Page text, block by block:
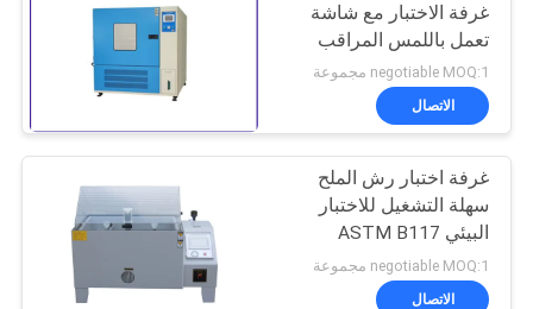
غرفة الاختبار مع شاشة
تعمل باللمس المراقب
المالي
negotiable MOQ:1 مجموعة
الاتصال
غرفة اختبار رش الملح
سهلة التشغيل للاختبار
البيئي ASTM B117
negotiable MOQ:1 مجموعة
الاتصال